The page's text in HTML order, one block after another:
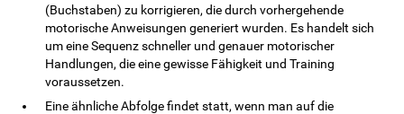
(Buchstaben) zu korrigieren, die durch vorhergehende
motorische Anweisungen generiert wurden. Es handelt sich
um eine Sequenz schneller und genauer motorischer
Handlungen, die eine gewisse Fähigkeit und Training
voraussetzen.
Eine ähnliche Abfolge findet statt, wenn man auf die